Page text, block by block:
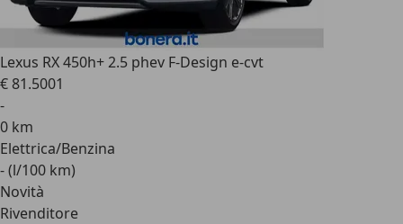
Lexus RX 450h+ 2.5 phev F-Design e-cvt
€ 81.5001
-
0 km
Elettrica/Benzina
- (l/100 km)
Novità
Rivenditore